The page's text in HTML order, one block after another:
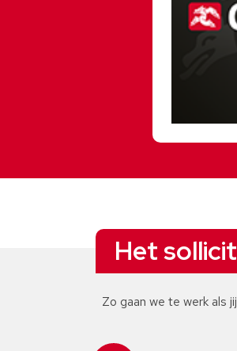
Het
Zo gaan we te werk als